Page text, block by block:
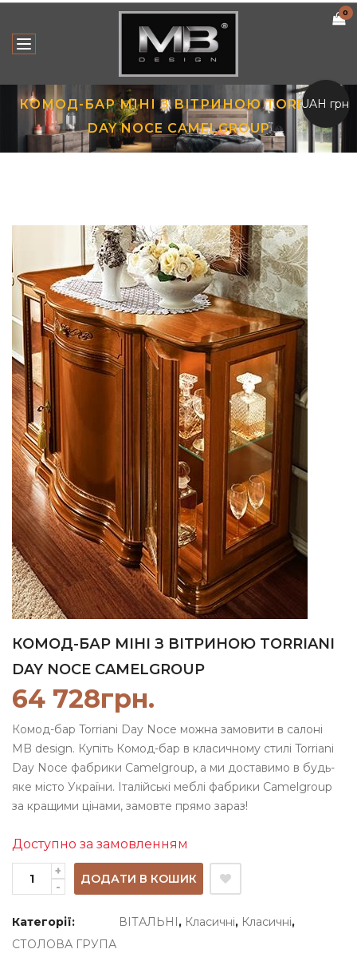
0
КОМОД-БАР МІНІ З ВІТРИНОЮ TORRIANI
DAY NOCE CAMELGROUP
КОМОД-БАР МІНІ З ВІТРИНОЮ TORRIANI
DAY NOCE CAMELGROUP
64 728грн.
Комод-бар Torriani Day Noce можна замовити в салоні
MB design. Купіть Комод-бар в класичному стилі Torriani
Day Noce фабрики Camelgroup, а ми доставимо в будь-
яке місто України. Італійські меблі фабрики Camelgroup
за кращими цінами, замовте прямо зараз!
Доступно за замовленням
ДОДАТИ В КОШИК
Категорії: ВІТАЛЬНІ, Класичні, Класичні,
СТОЛОВА ГРУПА
UAH грн.